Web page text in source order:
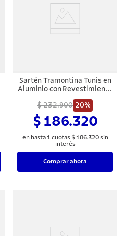
Sartén Tramontina Tunis en
Aluminio con Revestimiento
Siliconado Azul
Mediterráneo 24 cm 1,6 L
$ 232.900 20%
$ 186.320
en hasta 1 cuotas $ 186.320sin
interés
Comprar ahora